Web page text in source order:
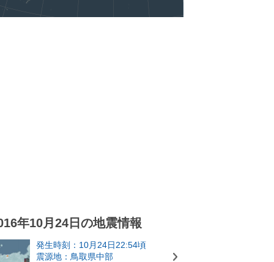
年10月24日の地震情報
発生時刻：10月24日22:54頃
震源地：鳥取県中部